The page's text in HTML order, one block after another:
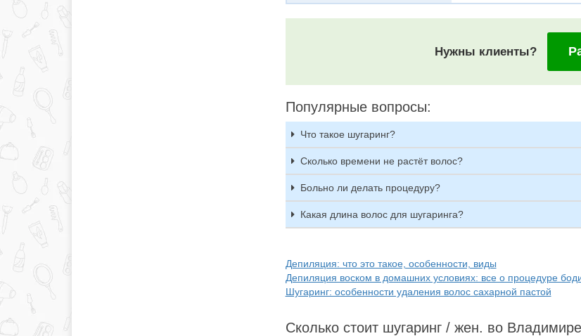
Нужны клиенты?
Популярные вопросы:
Что такое шугаринг?
Сколько времени не растёт волос?
Больно ли делать процедуру?
Какая длина волос для шугаринга?
Депиляция: что это такое, особенности, виды
Депиляция воском в домашних условиях: все о процедуре
Шугаринг: особенности удаления волос сахарной пастой
Сколько стоит шугаринг / жен. во Владимире